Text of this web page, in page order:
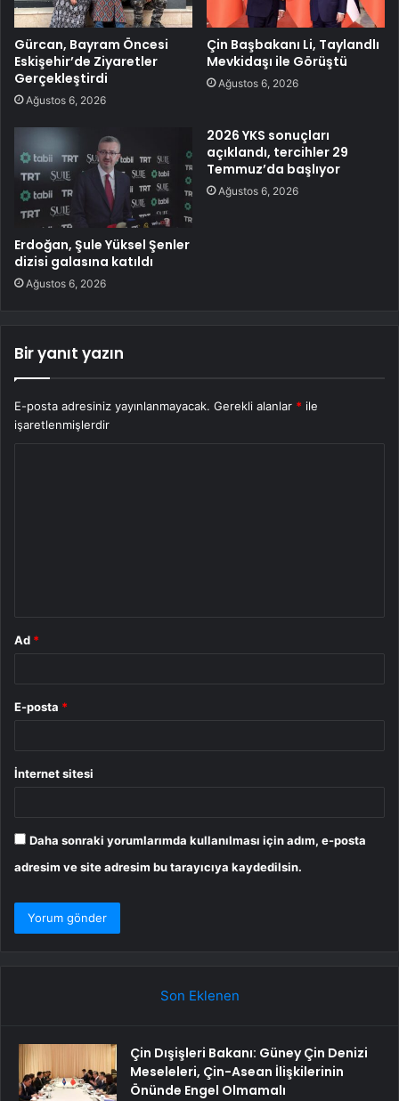
Gürcan, Bayram Öncesi
Eskişehir’de Ziyaretler
Gerçekleştirdi
Ağustos 6, 2026
Çin Başbakanı Li, Taylandlı
Mevkidaşı ile Görüştü
Ağustos 6, 2026
Erdoğan, Şule Yüksel Şenler
dizisi galasına katıldı
Ağustos 6, 2026
2026 YKS sonuçları
açıklandı, tercihler 29
Temmuz’da başlıyor
Ağustos 6, 2026
Bir yanıt yazın
E-posta adresiniz yayınlanmayacak. Gerekli alanlar * ile
işaretlenmişlerdir
Ad *
E-posta *
İnternet sitesi
Daha sonraki yorumlarımda kullanılması için adım, e-posta
adresim ve site adresim bu tarayıcıya kaydedilsin.
Son Eklenen
Çin Dışişleri Bakanı: Güney Çin Denizi
Meseleleri, Çin-Asean İlişkilerinin
Önünde Engel Olmamalı